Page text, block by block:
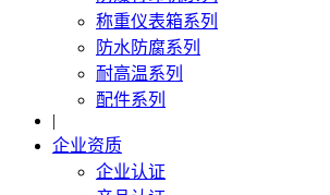
称重仪表箱系列
防水防腐系列
耐高温系列
配件系列
|
企业资质
企业认证